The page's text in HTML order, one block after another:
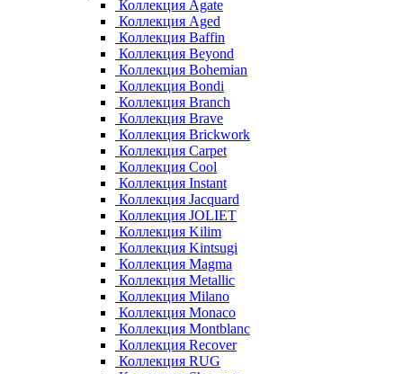
Коллекция Agate
Коллекция Aged
Коллекция Baffin
Коллекция Beyond
Коллекция Bohemian
Коллекция Bondi
Коллекция Branch
Коллекция Brave
Коллекция Brickwork
Коллекция Carpet
Коллекция Cool
Коллекция Instant
Коллекция Jacquard
Коллекция JOLIET
Коллекция Kilim
Коллекция Kintsugi
Коллекция Magma
Коллекция Metallic
Коллекция Milano
Коллекция Monaco
Коллекция Montblanc
Коллекция Recover
Коллекция RUG